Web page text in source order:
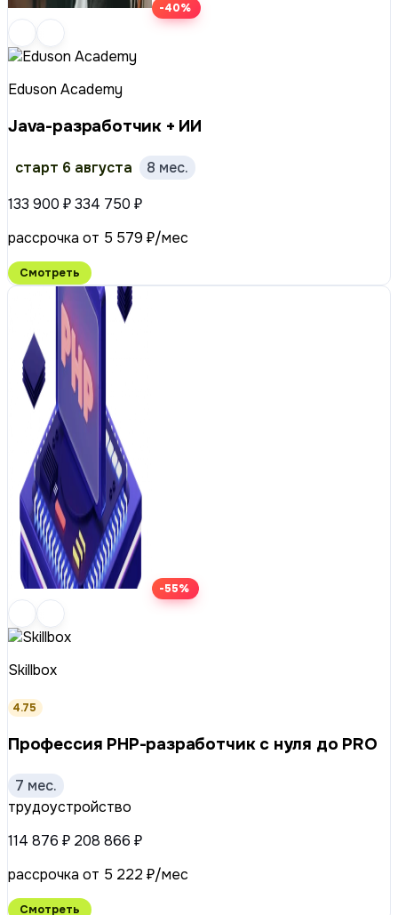
-40%
Eduson Academy
Java-разработчик + ИИ
старт 6 августа
8 мес.
133 900 ₽334 750 ₽
рассрочка от 5 579 ₽/мес
Смотреть
-55%
Skillbox
4.75
Профессия PHP-разработчик с нуля до PRO
7 мес.
трудоустройство
114 876 ₽ 208 866 ₽
рассрочка от 5 222 ₽/мес
Смотреть